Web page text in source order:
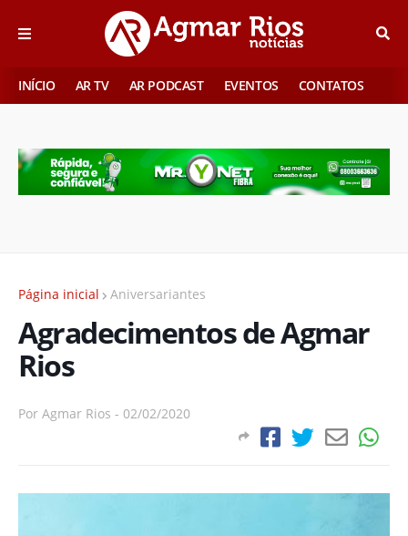
INÍCIO AR TV AR PODCAST EVENTOS CONTATOS
Página inicial Aniversariantes
Agradecimentos de Agmar
Rios
Por Agmar Rios - 02/02/2020